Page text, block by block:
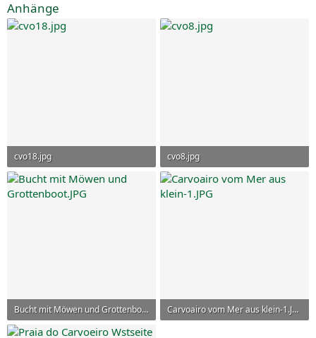
Anhänge
cvo18.jpg
92,4 KB · Aufrufe: 26
cvo8.jpg
22,6 KB · Aufrufe: 23
Bucht mit Möwen und Grottenboot.JPG
55,8 KB · Aufrufe: 23
Carvoairo vom Mer aus klein-1.JPG